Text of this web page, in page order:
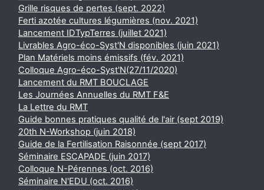
Grille risques de pertes (sept. 2022)
Ferti azotée cultures légumières (nov. 2021)
Lancement IDTypTerres (juillet 2021)
Livrables Agro-éco-Syst'N disponibles (juin 2021)
Plan Matériels moins émissifs (fév. 2021)
Colloque Agro-éco-Syst'N(27/11/2020)
Lancement du RMT BOUCLAGE
Les Journées Annuelles du RMT F&E
La Lettre du RMT
Guide bonnes pratiques qualité de l'air (sept 2019)
20th N-Workshop (juin 2018)
Guide de la Fertilisation Raisonnée (sept 2017)
Séminaire ESCAPADE (juin 2017)
Colloque N-Pérennes (oct. 2016)
Séminaire N'EDU (oct. 2016)